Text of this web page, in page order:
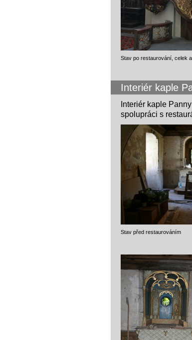
Stav po restaurování, celek
Interiér kaple
Interiér kaple
spolupráci s
Stav před